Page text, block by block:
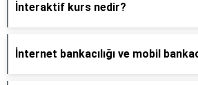
İnteraktif kurs nedir?
İnternet bankacılığı ve mobil